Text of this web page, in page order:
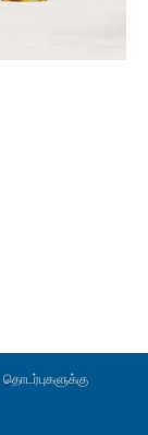
தொடர்புகளுக்கு